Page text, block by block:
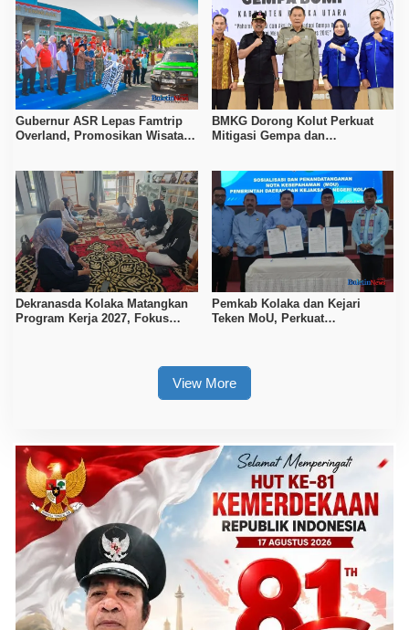
Gubernur ASR Lepas Famtrip
Overland, Promosikan Wisata
BMKG Dorong Kolut Perkuat
Mitigasi Gempa dan
Dekranasda Kolaka Matangkan
Program Kerja 2027, Fokus
Pemkab Kolaka dan Kejari
Teken MoU, Perkuat
View More